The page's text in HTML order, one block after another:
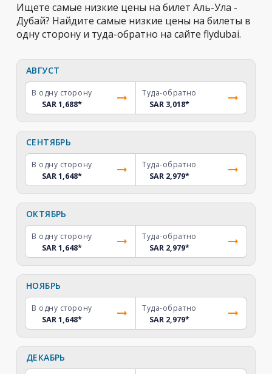
Ищете самые низкие цены на билет Аль-Ула -
Дубай? Найдите самые низкие цены на билеты в
одну сторону и туда-обратно на сайте flydubai.
АВГУСТ
В одну сторону
SAR 1,688*
Туда-обратно
SAR 3,018*
СЕНТЯБРЬ
В одну сторону
SAR 1,648*
Туда-обратно
SAR 2,979*
ОКТЯБРЬ
В одну сторону
SAR 1,648*
Туда-обратно
SAR 2,979*
НОЯБРЬ
В одну сторону
SAR 1,648*
Туда-обратно
SAR 2,979*
ДЕКАБРЬ